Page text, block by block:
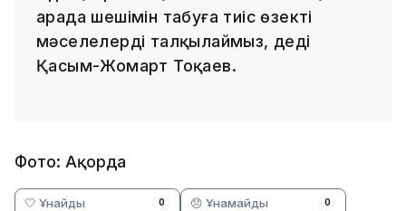
арада шешімін табуға тиіс өзекті
мәселелерді талқылаймыз, деді
Қасым-Жомарт Тоқаев.
Фото: Ақорда
🤍 Ұнайды 0 😞 Ұнамайды 0